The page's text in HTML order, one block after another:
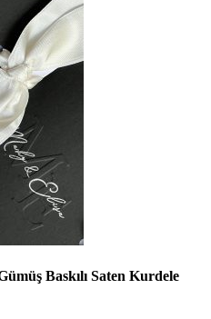
Baskılı Saten Kurdele